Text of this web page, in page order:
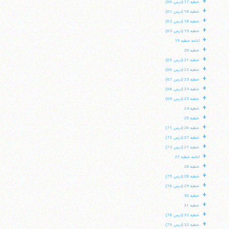
خطبه 17 (درس 60)
+ خطبه 18 (درس 61)
+ خطبه 18 (درس 62)
+ خطبه 19 (درس 63)
+ ادامه خطبه 19
+ خطبه 20
+ خطبه 21 (درس 65)
+ خطبه 22 (درس 66)
+ خطبه 23 (درس 67)
+ خطبه 23 (درس 68)
+ خطبه 23 (درس 69)
+ خطبه 24
+ خطبه 25
+ خطبه 26 (درس 71)
+ خطبه 27 (درس 72)
+ خطبه 27 (درس 73)
+ ادامه خطبه 27
+ خطبه 28
+ خطبه 28 (درس 75)
+ خطبه 29 (درس 76)
+ خطبه 30
+ خطبه 31
+ خطبه 32 (درس 78)
+ خطبه 32 (درس 79)